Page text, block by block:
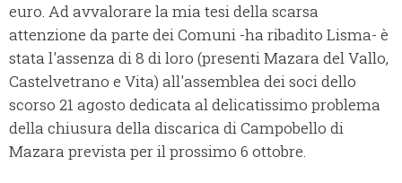
euro. Ad avvalorare la mia tesi della scarsa
attenzione da parte dei Comuni -ha ribadito Lisma- è
stata l'assenza di 8 di loro (presenti Mazara del Vallo,
Castelvetrano e Vita) all'assemblea dei soci dello
scorso 21 agosto dedicata al delicatissimo problema
della chiusura della discarica di Campobello di
Mazara prevista per il prossimo 6 ottobre.